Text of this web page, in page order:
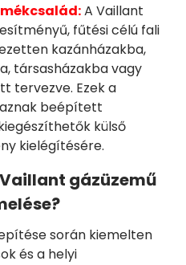
A Vaillant
fűtési célú fali
kazánházakba,
társasházakba vagy
tervezve. Ezek a
beépített
külső
kielégítésére.
gázüzemű
során kiemelten
és a helyi